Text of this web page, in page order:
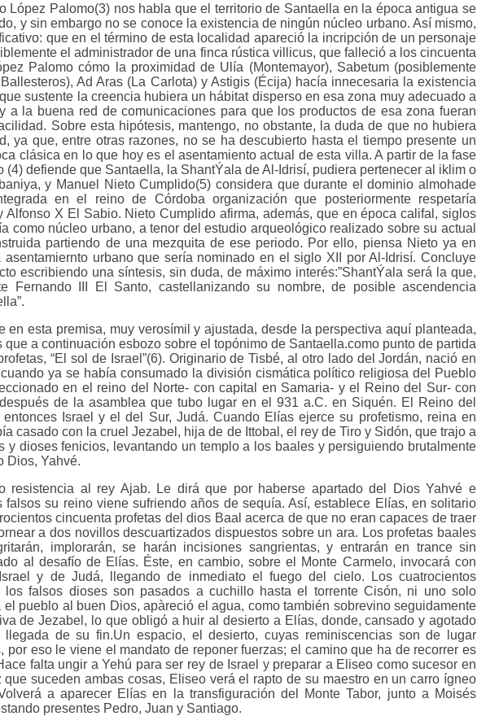
López Palomo(3) nos habla que el territorio de Santaella en la época antigua se
y sin embargo no se conoce la existencia de ningún núcleo urbano. Así mismo,
que en el término de esta localidad apareció la incripción de un personaje
el administrador de una finca rústica villicus, que falleció a los cincuenta
Palomo cómo la proximidad de Ulía (Montemayor), Sabetum (posiblemente
Ad Aras (La Carlota) y Astigis (Écija) hacía innecesaria la existencia
sustente la creencia hubiera un hábitat disperso en esa zona muy adecuado a
a la buena red de comunicaciones para que los productos de esa zona fueran
Sobre esta hipótesis, mantengo, no obstante, la duda de que no hubiera
ya que, entre otras razones, no se ha descubierto hasta el tiempo presente un
clásica en lo que hoy es el asentamiento actual de esta villa. A partir de la fase
(4) defiende que Santaella, la ShantÝala de Al-Idrisí, pudiera pertenecer al iklim o
y Manuel Nieto Cumplido(5) considera que durante el dominio almohade
en el reino de Córdoba organización que posteriormente respetaría
Alfonso X El Sabio. Nieto Cumplido afirma, además, que en época califal, siglos
como núcleo urbano, a tenor del estudio arqueológico realizado sobre su actual
partiendo de una mezquita de ese periodo. Por ello, piensa Nieto ya en
urbano que sería nominado en el siglo XII por Al-Idrisí. Concluye
escribiendo una síntesis, sin duda, de máximo interés:”ShantÝala será la que,
Fernando III El Santo, castellanizando su nombre, de posible ascendencia
en esta premisa, muy verosímil y ajustada, desde la perspectiva aquí planteada,
a continuación esbozo sobre el topónimo de Santaella.como punto de partida
“El sol de Israel”(6). Originario de Tisbé, al otro lado del Jordán, nació en
ya se había consumado la división cismática político religiosa del Pueblo
en el reino del Norte- con capital en Samaria- y el Reino del Sur- con
de la asamblea que tubo lugar en el 931 a.C. en Siquén. El Reino del
Israel y el del Sur, Judá. Cuando Elías ejerce su profetismo, reina en
casado con la cruel Jezabel, hija de de Ittobal, el rey de Tiro y Sidón, que trajo a
y dioses fenicios, levantando un templo a los baales y persiguiendo brutalmente
Dios, Yahvé.
resistencia al rey Ajab. Le dirá que por haberse apartado del Dios Yahvé e
falsos su reino viene sufriendo años de sequía. Así, establece Elías, en solitario
cincuenta profetas del dios Baal acerca de que no eran capaces de traer
a dos novillos descuartizados dispuestos sobre un ara. Los profetas baales
implorarán, se harán incisiones sangrientas, y entrarán en trance sin
al desafío de Elías. Éste, en cambio, sobre el Monte Carmelo, invocará con
y de Judá, llegando de inmediato el fuego del cielo. Los cuatrocientos
los falsos dioses son pasados a cuchillo hasta el torrente Cisón, ni uno solo
pueblo al buen Dios, apàreció el agua, como también sobrevino seguidamente
de Jezabel, lo que obligó a huir al desierto a Elías, donde, cansado y agotado
de su fin.Un espacio, el desierto, cuyas reminiscencias son de lugar
por eso le viene el mandato de reponer fuerzas; el camino que ha de recorrer es
falta ungir a Yehú para ser rey de Israel y preparar a Eliseo como sucesor en
que suceden ambas cosas, Eliseo verá el rapto de su maestro en un carro ígneo
a aparecer Elías en la transfiguración del Monte Tabor, junto a Moisés
presentes Pedro, Juan y Santiago.